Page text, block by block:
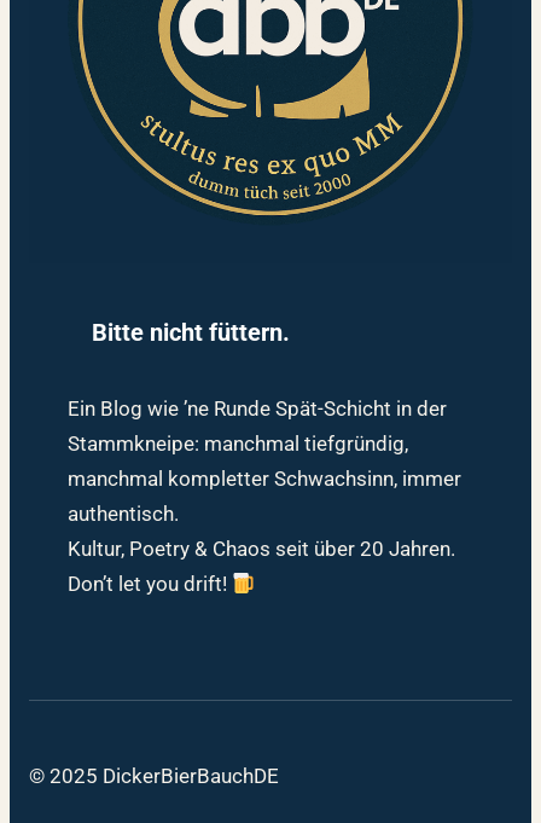
Bitte nicht füttern.
Ein Blog wie ’ne Runde Spät-Schicht in der
Stammkneipe: manchmal tiefgründig,
manchmal kompletter Schwachsinn, immer
authentisch.
Kultur, Poetry & Chaos seit über 20 Jahren.
Don’t let you drift!
© 2025 DickerBierBauchDE